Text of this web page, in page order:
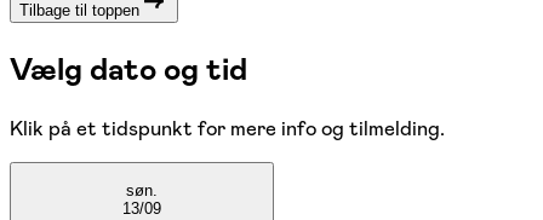
Tilbage til toppen
Vælg dato og tid
Klik på et tidspunkt for mere info og tilmelding.
søn.
13/09